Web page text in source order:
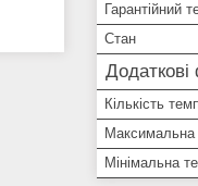
Гарантійний
Стан
Додаткові
Кількість
Максимальна
Мінімальна